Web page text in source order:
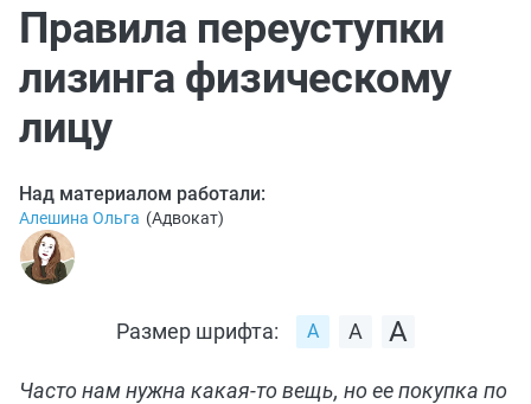
07.08
отношений #новости
Правила переуступки
лизинга физическому
лицу
Над материалом работали:
Алешина Ольга (Адвокат)
Размер шрифта:
Часто нам нужна какая-то вещь, но ее покупка по